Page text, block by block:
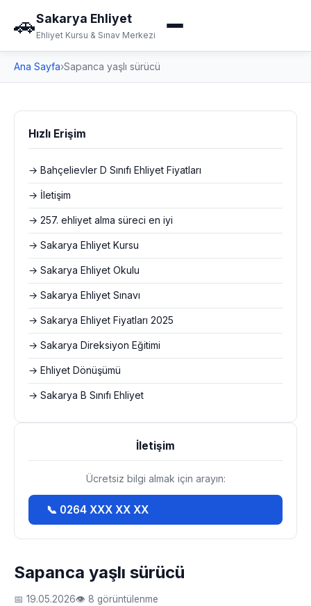
🚗Sakarya Ehliyet
Ehliyet Kursu & Sınav Merkezi
Ana Sayfa›Sapanca yaşlı sürücü
Sapanca yaşlı sürücü
📅 19.05.2026👁 8 görüntülenme
Hızlı Erişim
→ Bahçelievler D Sınıfı Ehliyet Fiyatları
→ İletişim
→ 257. ehliyet alma süreci en iyi
→ Sakarya Ehliyet Kursu
→ Sakarya Ehliyet Okulu
→ Sakarya Ehliyet Sınavı
→ Sakarya Ehliyet Fiyatları 2025
→ Sakarya Direksiyon Eğitimi
→ Ehliyet Dönüşümü
→ Sakarya B Sınıfı Ehliyet
İletişim
Ücretsiz bilgi almak için arayın:
📞 0264 XXX XX XX